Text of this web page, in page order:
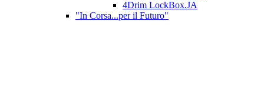
4Drim LockBox.JA
"In Corsa...per il Futuro"